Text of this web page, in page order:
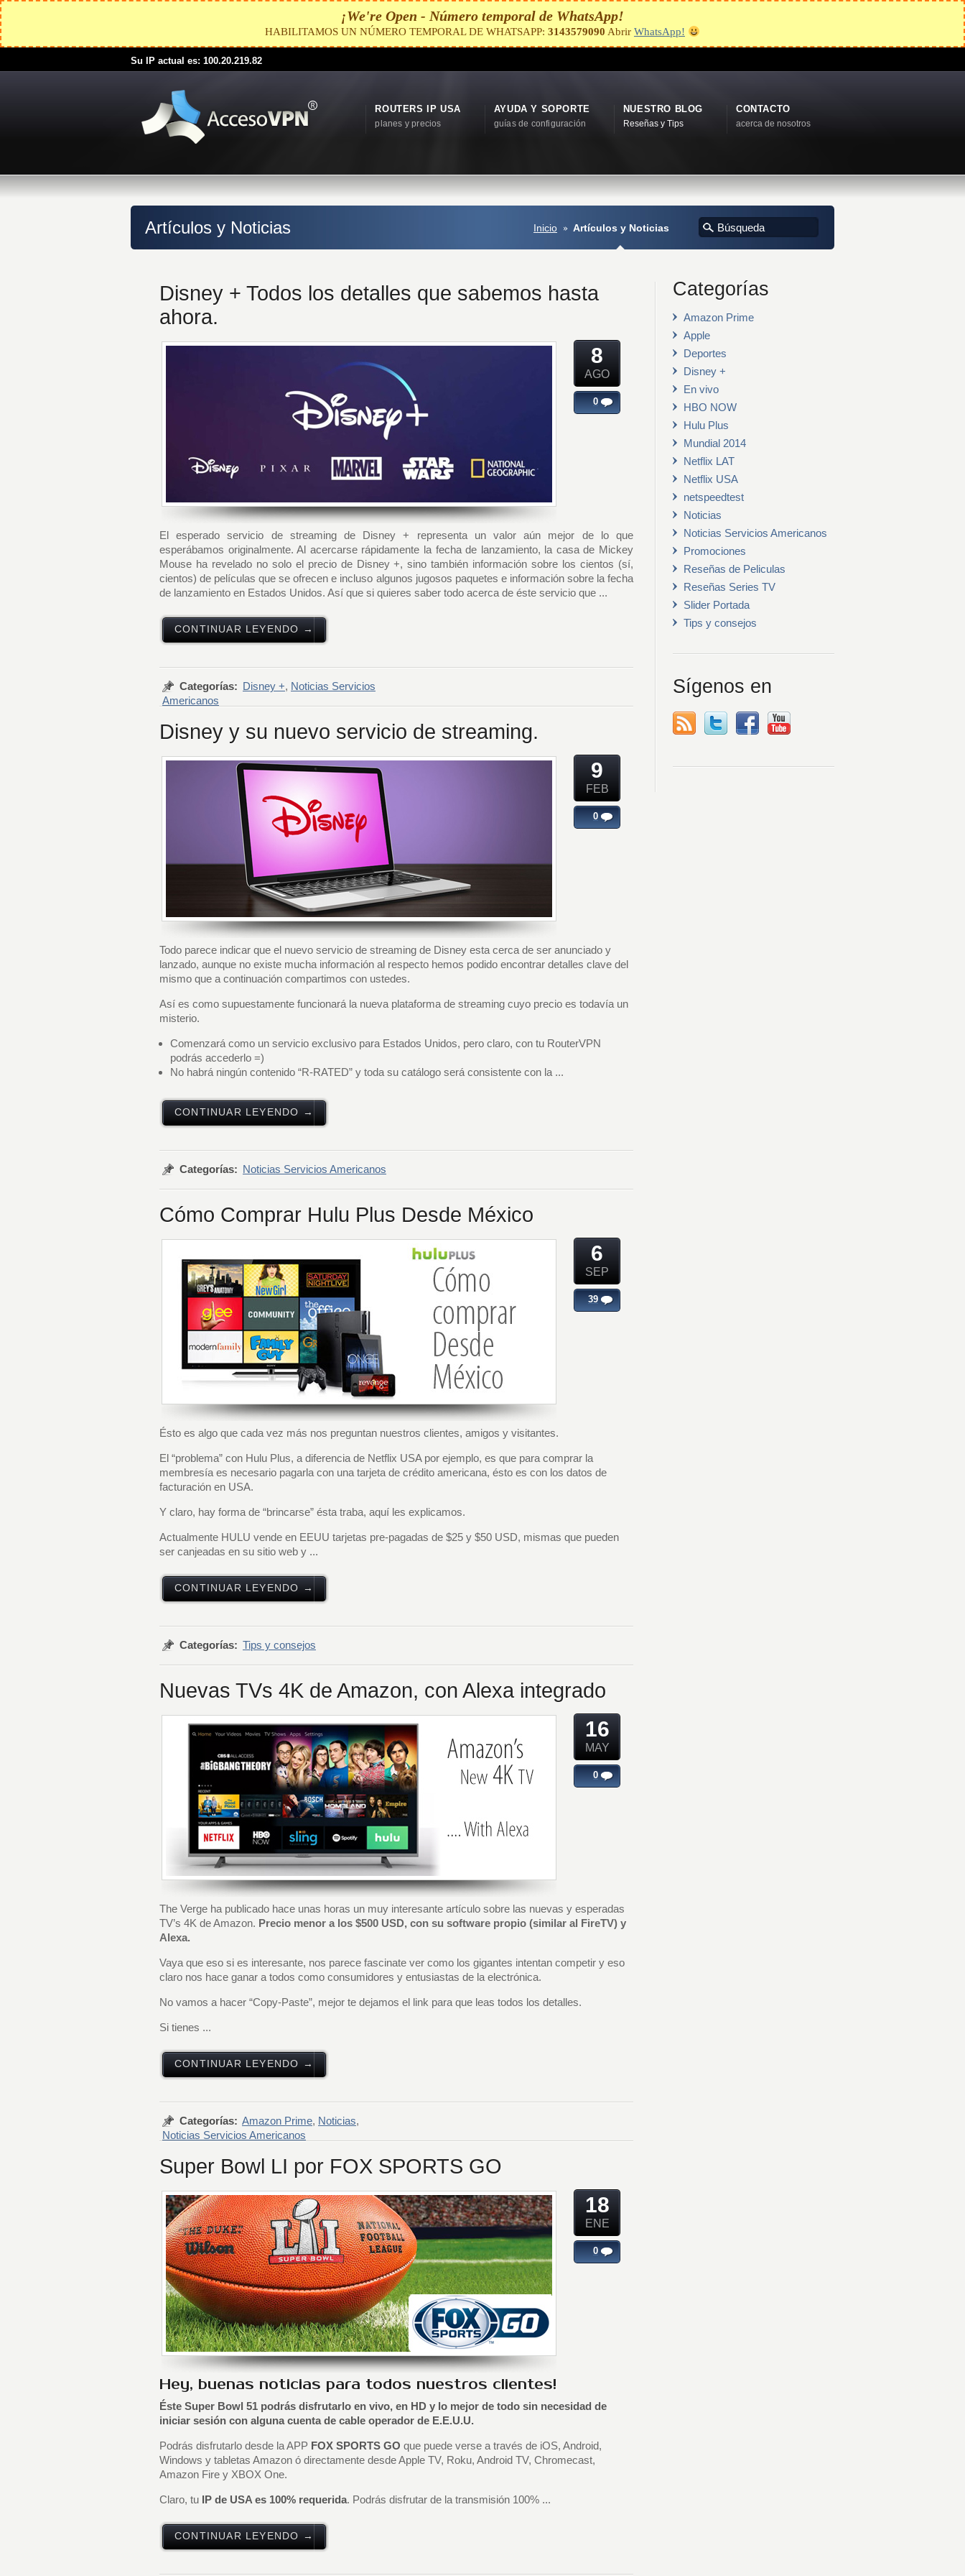
¡We're Open - Número temporal de WhatsApp!
HABILITAMOS UN NÚMERO TEMPORAL DE WHATSAPP: 3143579090 Abrir WhatsApp!
Su IP actual es: 100.20.219.82
ROUTERS IP USA
planes y precios
AYUDA Y SOPORTE
guías de configuración
NUESTRO BLOG
Reseñas y Tips
CONTACTO
acerca de nosotros
Artículos y Noticias Inicio Artículos y Noticias
Disney + Todos los detalles que sabemos hasta
ahora.
El esperado servicio de streaming de Disney + representa un valor aún mejor de lo que
esperábamos originalmente. Al acercarse rápidamente la fecha de lanzamiento, la casa de Mickey
Mouse ha revelado no solo el precio de Disney +, sino también información sobre los cientos (sí,
cientos) de películas que se ofrecen e incluso algunos jugosos paquetes e información sobre la fecha
de lanzamiento en Estados Unidos. Así que si quieres saber todo acerca de éste servicio que ...
CONTINUAR LEYENDO →
8
AGO
0
Categorías: Disney +, Noticias Servicios
Americanos
Disney y su nuevo servicio de streaming.
Todo parece indicar que el nuevo servicio de streaming de Disney esta cerca de ser anunciado y
lanzado, aunque no existe mucha información al respecto hemos podido encontrar detalles clave del
mismo que a continuación compartimos con ustedes.
Así es como supuestamente funcionará la nueva plataforma de streaming cuyo precio es todavía un
misterio.
Comenzará como un servicio exclusivo para Estados Unidos, pero claro, con tu RouterVPN
podrás accederlo =)
No habrá ningún contenido “R-RATED” y toda su catálogo será consistente con la ...
CONTINUAR LEYENDO →
9
FEB
0
Categorías: Noticias Servicios Americanos
Cómo Comprar Hulu Plus Desde México
Ésto es algo que cada vez más nos preguntan nuestros clientes, amigos y visitantes.
El “problema” con Hulu Plus, a diferencia de Netflix USA por ejemplo, es que para comprar la
membresía es necesario pagarla con una tarjeta de crédito americana, ésto es con los datos de
facturación en USA.
Y claro, hay forma de “brincarse” ésta traba, aquí les explicamos.
Actualmente HULU vende en EEUU tarjetas pre-pagadas de $25 y $50 USD, mismas que pueden
ser canjeadas en su sitio web y ...
CONTINUAR LEYENDO →
6
SEP
39
Categorías: Tips y consejos
Nuevas TVs 4K de Amazon, con Alexa integrado
The Verge ha publicado hace unas horas un muy interesante artículo sobre las nuevas y esperadas
TV’s 4K de Amazon. Precio menor a los $500 USD, con su software propio (similar al FireTV) y
Alexa.
Vaya que eso si es interesante, nos parece fascinate ver como los gigantes intentan competir y eso
claro nos hace ganar a todos como consumidores y entusiastas de la electrónica.
No vamos a hacer “Copy-Paste”, mejor te dejamos el link para que leas todos los detalles.
Si tienes ...
CONTINUAR LEYENDO →
16
MAY
0
Categorías: Amazon Prime, Noticias,
Noticias Servicios Americanos
Super Bowl LI por FOX SPORTS GO
Hey, buenas noticias para todos nuestros clientes!
Éste Super Bowl 51 podrás disfrutarlo en vivo, en HD y lo mejor de todo sin necesidad de
iniciar sesión con alguna cuenta de cable operador de E.E.U.U.
Podrás disfrutarlo desde la APP FOX SPORTS GO que puede verse a través de iOS, Android,
Windows y tabletas Amazon ó directamente desde Apple TV, Roku, Android TV, Chromecast,
Amazon Fire y XBOX One.
Claro, tu IP de USA es 100% requerida. Podrás disfrutar de la transmisión 100% ...
CONTINUAR LEYENDO →
18
ENE
0
Categorías
Amazon Prime
Apple
Deportes
Disney +
En vivo
HBO NOW
Hulu Plus
Mundial 2014
Netflix LAT
Netflix USA
netspeedtest
Noticias
Noticias Servicios Americanos
Promociones
Reseñas de Peliculas
Reseñas Series TV
Slider Portada
Tips y consejos
Sígenos en